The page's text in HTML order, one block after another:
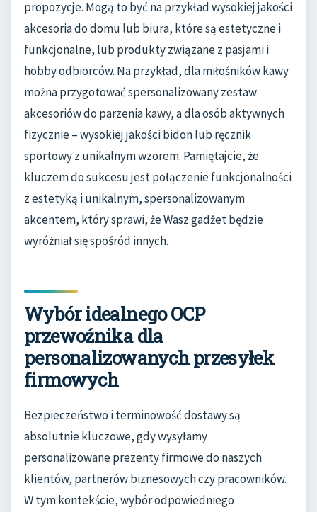
propozycje. Mogą to być na przykład wysokiej jakości
akcesoria do domu lub biura, które są estetyczne i
funkcjonalne, lub produkty związane z pasjami i
hobby odbiorców. Na przykład, dla miłośników kawy
można przygotować spersonalizowany zestaw
akcesoriów do parzenia kawy, a dla osób aktywnych
fizycznie – wysokiej jakości bidon lub ręcznik
sportowy z unikalnym wzorem. Pamiętajcie, że
kluczem do sukcesu jest połączenie funkcjonalności
z estetyką i unikalnym, spersonalizowanym
akcentem, który sprawi, że Wasz gadżet będzie
wyróżniał się spośród innych.
Wybór idealnego OCP
przewoźnika dla
personalizowanych przesyłek
firmowych
Bezpieczeństwo i terminowość dostawy są
absolutnie kluczowe, gdy wysyłamy
personalizowane prezenty firmowe do naszych
klientów, partnerów biznesowych czy pracowników.
W tym kontekście, wybór odpowiedniego